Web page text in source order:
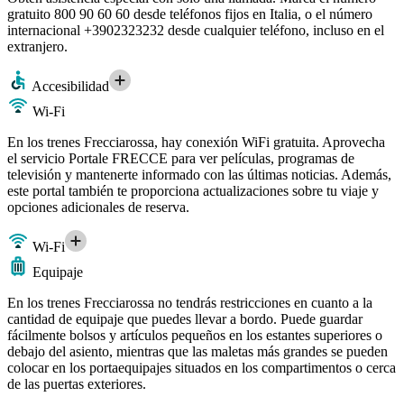
gratuito 800 90 60 60 desde teléfonos fijos en Italia, o el número
internacional +3902323232 desde cualquier teléfono, incluso en el
extranjero.
Accesibilidad
Wi-Fi
En los trenes Frecciarossa, hay conexión WiFi gratuita. Aprovecha
el servicio Portale FRECCE para ver películas, programas de
televisión y mantenerte informado con las últimas noticias. Además,
este portal también te proporciona actualizaciones sobre tu viaje y
opciones adicionales de reserva.
Wi-Fi
Equipaje
En los trenes Frecciarossa no tendrás restricciones en cuanto a la
cantidad de equipaje que puedes llevar a bordo. Puede guardar
fácilmente bolsos y artículos pequeños en los estantes superiores o
debajo del asiento, mientras que las maletas más grandes se pueden
colocar en los portaequipajes situados en los compartimentos o cerca
de las puertas exteriores.